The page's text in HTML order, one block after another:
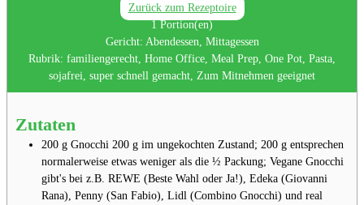
Zurück zum Rezeptoire
1 Portion(en)
Gericht: Abendessen, Mittagessen
Rubrik: familiengerecht, Home Office, Meal Prep, One Pot, Pasta,
sojafrei, super schnell gemacht, Zum Mitnehmen geeignet
Zutaten
200 g Gnocchi⁣⁣⁣ 200 g im ungekochten Zustand; 200 g entsprechen
normalerweise etwas weniger als die ½ Packung; Vegane Gnocchi
gibt's bei z.B. REWE (Beste Wahl oder Ja!), Edeka (Giovanni
Rana), Penny (San Fabio), Lidl (Combino Gnocchi) und real